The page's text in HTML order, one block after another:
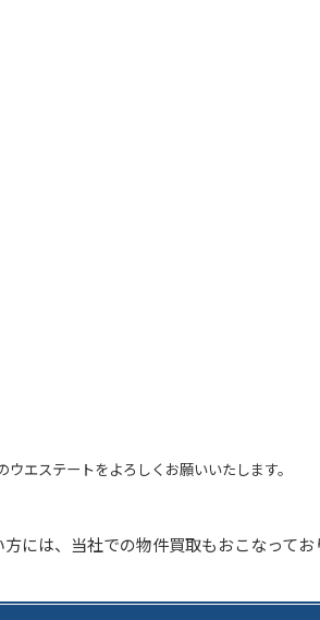
エステートをよろしくお願いいたします。
には、当社での物件買取もおこなってお